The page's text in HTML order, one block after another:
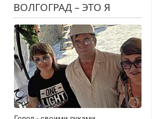
ВОЛГОГРАД – ЭТО Я